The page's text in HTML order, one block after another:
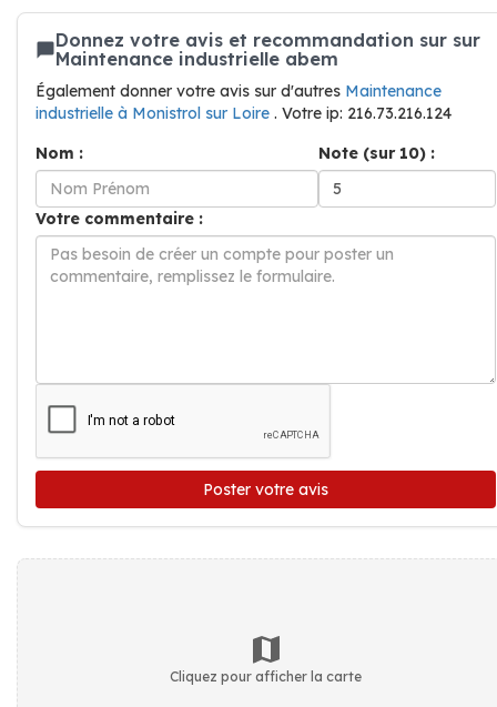
Donnez votre avis et recommandation sur sur
Maintenance industrielle abem
Également donner votre avis sur d'autres Maintenance
industrielle à Monistrol sur Loire . Votre ip: 216.73.216.124
Nom :
Note (sur 10) :
Votre commentaire :
Poster votre avis
Cliquez pour afficher la carte